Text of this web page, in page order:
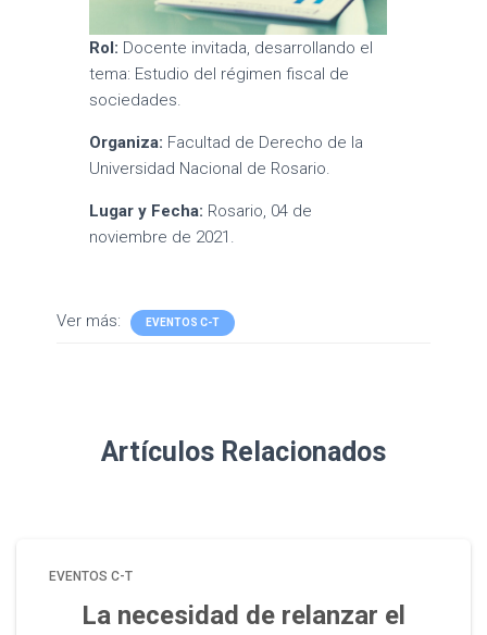
Rol: Docente invitada, desarrollando el
tema: Estudio del régimen fiscal de
sociedades.
Organiza: Facultad de Derecho de la
Universidad Nacional de Rosario.
Lugar y Fecha: Rosario, 04 de
noviembre de 2021.
Ver más: EVENTOS C-T
Artículos Relacionados
EVENTOS C-T
La necesidad de relanzar el